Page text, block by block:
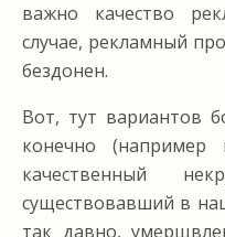
важно качество
случае, рекламный
бездонен.
Вот, тут вариантов
конечно (например
качественный
существовавший в
так давно,